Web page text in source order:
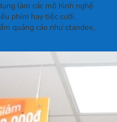
làm các mô hình nghệ
phim hay tiệc cưới.
quảng cáo như standee,